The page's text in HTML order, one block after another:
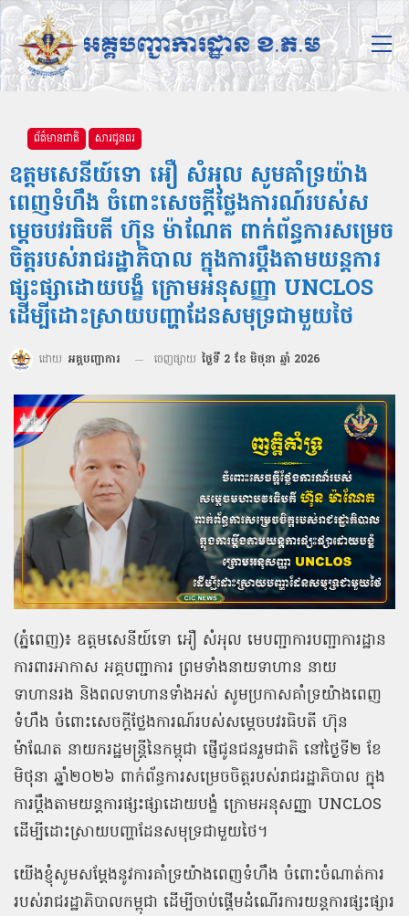
ព័ត៌មានជាតិ សារជូនពរ
ឧត្តមសេនីយ៍ទោ អឿ សំអុល សូមគាំទ្រយ៉ាង
ពេញទំហឹង ចំពោះសេចក្តីថ្លែងការណ៍របស់ស
ម្តេចបវរធិបតី ហ៊ុន ម៉ាណែត ពាក់ព័ន្ធការសម្រេច
ចិត្តរបស់រាជរដ្ឋាភិបាល ក្នុងការប្តឹងតាមយន្តការ
ផ្សះផ្សាដោយបង្ខំ ក្រោមអនុសញ្ញា UNCLOS
ដើម្បីដោះស្រាយបញ្ហាដែនសមុទ្រជាមួយថៃ
ដោយ អគ្គបញ្ជាការ ចេញផ្សាយ ថ្ងៃទី 2 ខែ មិថុនា ឆ្នាំ 2026
(ភ្នំពេញ)៖ ឧត្តមសេនីយ៍ទោ អឿ សំអុល មេបញ្ជាការបញ្ជាការដ្ឋាន
ការពារអាកាស អគ្គបញ្ជាការ ព្រមទាំងនាយទាហាន នាយ
ទាហានរង និងពលទាហានទាំងអស់ សូមប្រកាសគាំទ្រយ៉ាងពេញ
ទំហឹង ចំពោះសេចក្តីថ្លែងការណ៍របស់សម្តេចបវរធិបតី ហ៊ុន
ម៉ាណែត នាយករដ្ឋមន្ត្រីនៃកម្ពុជា ផ្ញើជូនជនរួមជាតិ នៅថ្ងៃទី២ ខែ
មិថុនា ឆ្នាំ២០២៦ ពាក់ព័ន្ធការសម្រេចចិត្តរបស់រាជរដ្ឋាភិបាល ក្នុង
ការប្តឹងតាមយន្តការផ្សះផ្សាដោយបង្ខំ ក្រោមអនុសញ្ញា UNCLOS
ដើម្បីដោះស្រាយបញ្ហាដែនសមុទ្រជាមួយថៃ។
យើងខ្ញុំសូមសម្តែងនូវការគាំទ្រយ៉ាងពេញទំហឹង ចំពោះចំណាត់ការ
របស់រាជរដ្ឋាភិបាលកម្ពុជា ដើម្បីចាប់ផ្តើមដំណើរការយន្តការផ្សះផ្សារ